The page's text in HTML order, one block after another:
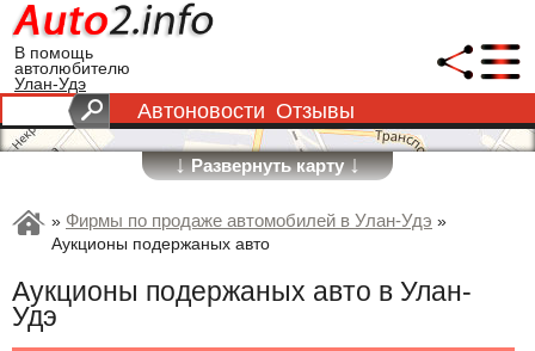
В помощь
автолюбителю
Улан-Удэ
Автоновости Отзывы
↓Развернуть карту↓
» Фирмы по продаже автомобилей в Улан-Удэ »
Аукционы подержаных авто
Аукционы подержаных авто в Улан-
Удэ